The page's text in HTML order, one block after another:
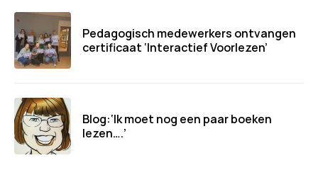
Pedagogisch medewerkers ontvangen
certificaat ‘Interactief Voorlezen’
Blog:‘Ik moet nog een paar boeken
lezen….’